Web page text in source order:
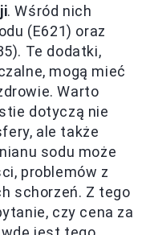
. Wśród nich
(E621) oraz
Te dodatki,
mogą mieć
Warto
dotyczą nie
ale także
sodu może
problemów z
schorzeń. Z tego
czy cena za